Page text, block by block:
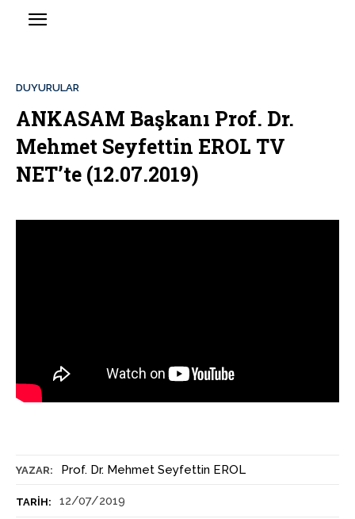
YAZAR: Prof. Dr. Mehmet Seyfettin EROL
TARIH: 12/07/2019
DUYURULAR
ANKASAM Başkanı Prof. Dr.
Mehmet Seyfettin EROL TV
NET’te (12.07.2019)